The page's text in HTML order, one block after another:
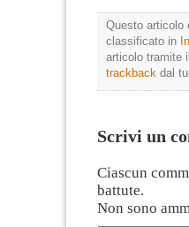
Questo articolo
classificato in
articolo tramite
trackback dal
Scrivi un
Ciascun
battute.
Non sono